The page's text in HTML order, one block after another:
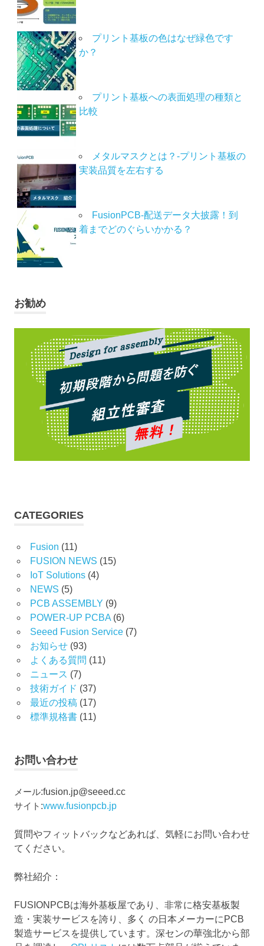
プリント基板の色はなぜ緑色です
か？
プリント基板への表面処理の種類と
比較
メタルマスクとは？-プリント基板の
実装品質を左右する
FusionPCB-配送データ大披露！到
着までどのぐらいかかる？
お勧め
CATEGORIES
Fusion (11)
FUSION NEWS (15)
IoT Solutions(4)
NEWS (5)
PCB ASSEMBLY (9)
POWER-UP PCBA(6)
Seeed Fusion Service(7)
お知らせ(93)
よくある質問 (11)
ニュース (7)
技術ガイド (37)
最近の投稿(17)
標準規格書(11)
お問い合わせ
メール:fusion.jp@seeed.cc
サイト :www.fusionpcb.jp
質問やフィットバックなどあれば、気軽にお問い合わせ
てください。
弊社紹介：
FUSIONPCBは海外基板屋であり、非常に格安基板製
造・実装サービスを誇り、多く の日本メーカーにPCB
製造サービスを提供しています。深センの華強北から部